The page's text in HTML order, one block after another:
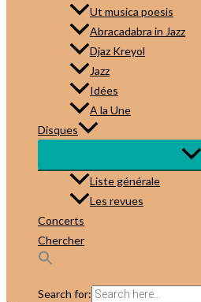
Ut musica poesis
Abracadabra in Jazz
Djaz Kreyol
Jazz
Idées
A la Une
Disques
Liste générale
Les revues
Concerts
Chercher
Search for: